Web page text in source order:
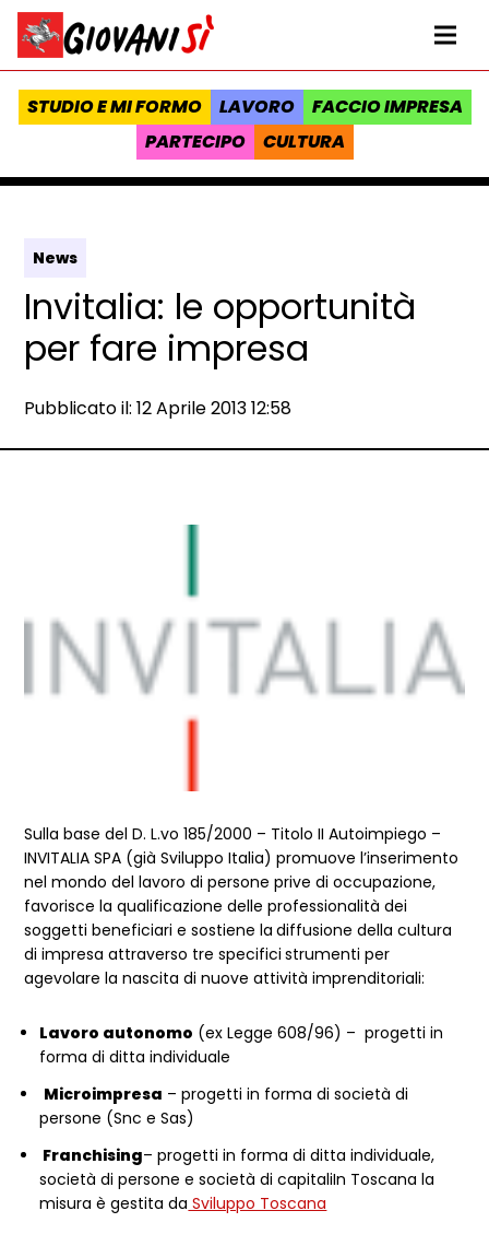
Vai al contenuto
Homepage Giovanisì - Progetto della Regione Toscana
STUDIO E MI FORMO LAVORO
FACCIO IMPRESA
PARTECIPO
CULTURA
News
Invitalia: le opportunità
per fare impresa
Data e ora:
Pubblicato il: 12 Aprile 2013 12:58
Dettagli articolo
Sulla base del D. L.vo 185/2000 – Titolo II Autoimpiego –
INVITALIA SPA (già Sviluppo Italia) promuove l’inserimento
nel mondo del lavoro di persone prive di occupazione,
favorisce la qualificazione delle professionalità dei
soggetti beneficiari e sostiene la diffusione della cultura
di impresa attraverso tre specifici strumenti per
agevolare la nascita di nuove attività imprenditoriali:
Lavoro autonomo (ex Legge 608/96) – progetti in
forma di ditta individuale
Microimpresa – progetti in forma di società di
persone (Snc e Sas)
Franchising– progetti in forma di ditta individuale,
società di persone e società di capitaliIn Toscana la
misura è gestita da Sviluppo Toscana